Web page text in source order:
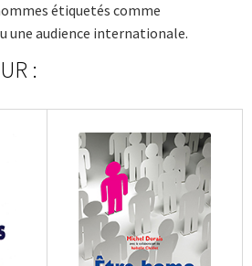
étiquetés comme
une audience internationale.
: